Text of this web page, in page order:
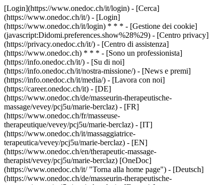
[Login](https://www.onedoc.ch/it/login) - [Cerca]
(https://www.onedoc.ch/it/) - [Login]
(https://www.onedoc.ch/it/login) * * * - [Gestione dei cookie]
(javascript:Didomi.preferences.show%28%29) - [Centro privacy]
(https://privacy.onedoc.ch/it/) - [Centro di assistenza]
(https://www.onedoc.ch) * * * - [Sono un professionista]
(https://info.onedoc.ch/it/) - [Su di noi]
(https://info.onedoc.ch/it/nostra-missione/) - [News e premi]
(https://info.onedoc.ch/it/media/) - [Lavora con noi]
(https://career.onedoc.ch/it) - [DE]
(https://www.onedoc.ch/de/masseurin-therapeutische-
massage/vevey/pcj5u/marie-berclaz) - [FR]
(https://www.onedoc.ch/fr/masseuse-
therapeutique/vevey/pcj5u/marie-berclaz) - [IT]
(https://www.onedoc.ch/it/massaggiatrice-
terapeutica/vevey/pcj5u/marie-berclaz) - [EN]
(https://www.onedoc.ch/en/therapeutic-massage-
therapist/vevey/pcj5u/marie-berclaz) [OneDoc]
(https://www.onedoc.ch/it/ "Torna alla home page") - [Deutsch]
(https://www.onedoc.ch/de/masseurin-therapeutische-